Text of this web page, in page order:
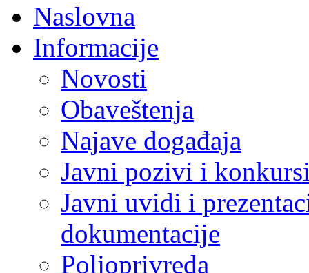
Naslovna
Informacije
Novosti
Obaveštenja
Najave događaja
Javni pozivi i
Javni uvidi i
dokumentacije
Poljoprivreda